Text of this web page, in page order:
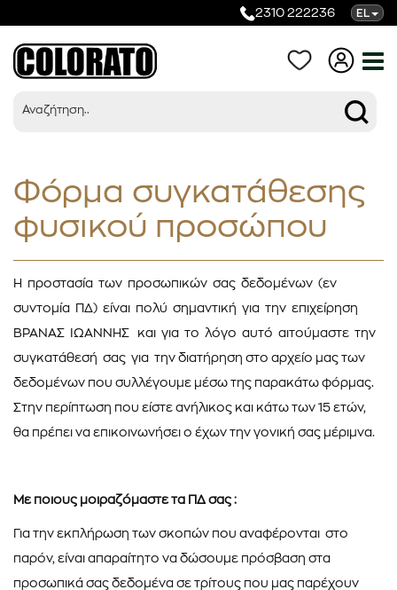
2310 222236 EL
Προϊόντα
Κατηγορίες
Φόρμα συγκατάθεσης
φυσικού προσώπου
Η προστασία των προσωπικών σας δεδοµένων (εν
συντοµία Π∆) είναι πολύ σηµαντική για την επιχείρηση
ΒΡΑΝΑΣ ΙΩΑΝΝΗΣ και για το λόγο αυτό αιτούµαστε την
συγκατάθεσή σας για την διατήρηση στο αρχείο µας των
δεδοµένων που συλλέγουµε µέσω της παρακάτω φόρµας.
Στην περίπτωση που είστε ανήλικος και κάτω των 15 ετών,
θα πρέπει να επικοινωνήσει ο έχων την γονική σας µέριµνα.
Με ποιους µοιραζόµαστε τα Π∆ σας :
Για την εκπλήρωση των σκοπών που αναφέρονται στο
παρόν, είναι απαραίτητο να δώσουµε πρόσβαση στα
προσωπικά σας δεδοµένα σε τρίτους που µας παρέχουν